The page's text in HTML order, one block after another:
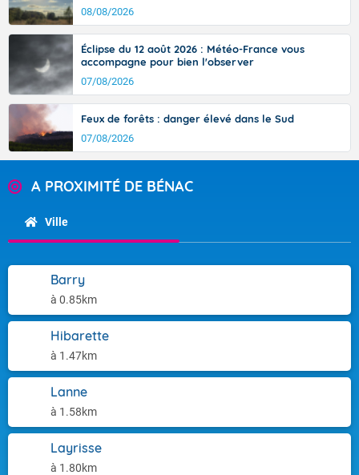
08/08/2026
Éclipse du 12 août 2026 : Météo-France vous
accompagne pour bien l'observer
07/08/2026
Feux de forêts : danger élevé dans le Sud
07/08/2026
A PROXIMITÉ DE BÉNAC
Ville
Barry
à 0.85km
Hibarette
à 1.47km
Lanne
à 1.58km
Layrisse
à 1.80km